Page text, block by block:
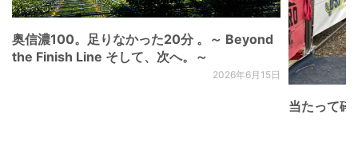
奥信濃100。足りなかった20分 。～ Beyond
the Finish Line そして、次へ。～
2026年6月15日
当たって砕